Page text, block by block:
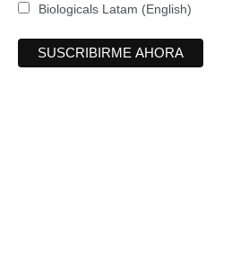
Biologicals Latam (English)